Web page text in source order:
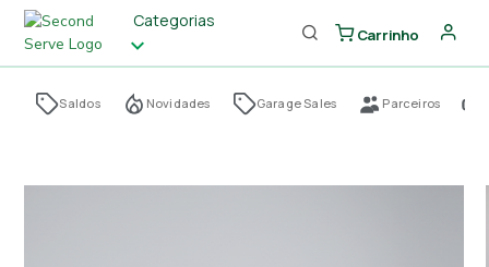
Categorias
Carrinho
Saldos Novidades Garage Sales Parceiros